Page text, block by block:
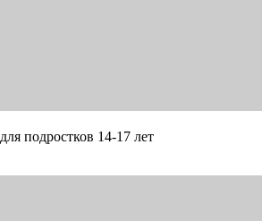
подростков 14-17 лет